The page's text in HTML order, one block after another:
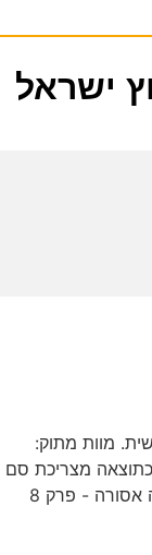
ישראל
- 07:20 סדרה בלשית. מוות מתוק:
מצריכת סם
מורעל במהלך מסיבת יום הולדתה. ש.ח. אהבה אסורה - פרק 8